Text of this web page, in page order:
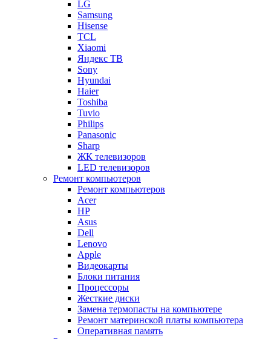
LG
Samsung
Hisense
TCL
Xiaomi
Яндекс ТВ
Sony
Hyundai
Haier
Toshiba
Tuvio
Philips
Panasonic
Sharp
ЖК телевизоров
LED телевизоров
Ремонт компьютеров
Ремонт компьютеров
Acer
HP
Asus
Dell
Lenovo
Apple
Видеокарты
Блоки питания
Процессоры
Жесткие диски
Замена термопасты на компьютере
Ремонт материнской платы компьютера
Оперативная память